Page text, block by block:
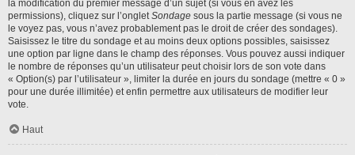
la modification du premier message d’un sujet (si vous en avez les
permissions), cliquez sur l’ongletSondage sous la partie message (si vous ne
le voyez pas, vous n’avez probablement pas le droit de créer des sondages).
Saisissez le titre du sondage et au moins deux options possibles, saisissez
une option par ligne dans le champ des réponses. Vous pouvez aussi indiquer
le nombre de réponses qu’un utilisateur peut choisir lors de son vote dans
« Option(s) par l’utilisateur », limiter la durée en jours du sondage (mettre « 0 »
pour une durée illimitée) et enfin permettre aux utilisateurs de modifier leur
vote.
Haut